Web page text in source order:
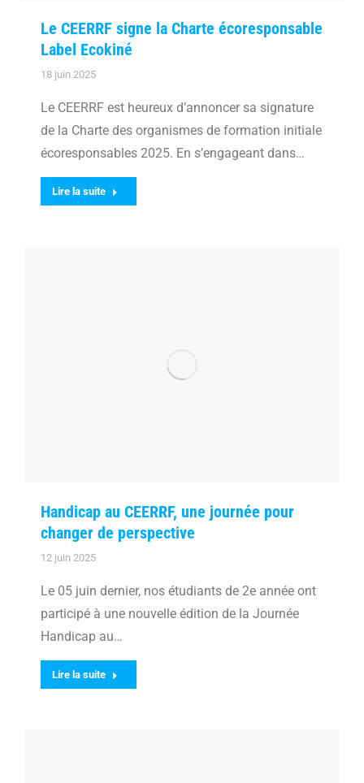
Le CEERRF signe la Charte écoresponsable
Label Ecokiné
18 juin 2025
Le CEERRF est heureux d’annoncer sa signature
de la Charte des organismes de formation initiale
écoresponsables 2025. En s’engageant dans…
Lire la suite
Handicap au CEERRF, une journée pour
changer de perspective
12 juin 2025
Le 05 juin dernier, nos étudiants de 2e année ont
participé à une nouvelle édition de la Journée
Handicap au…
Lire la suite